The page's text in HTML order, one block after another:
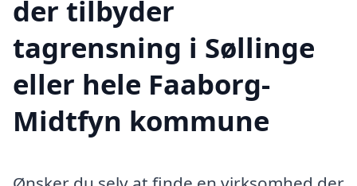
der tilbyder
tagrensning i Søllinge
eller hele Faaborg-
Midtfyn kommune